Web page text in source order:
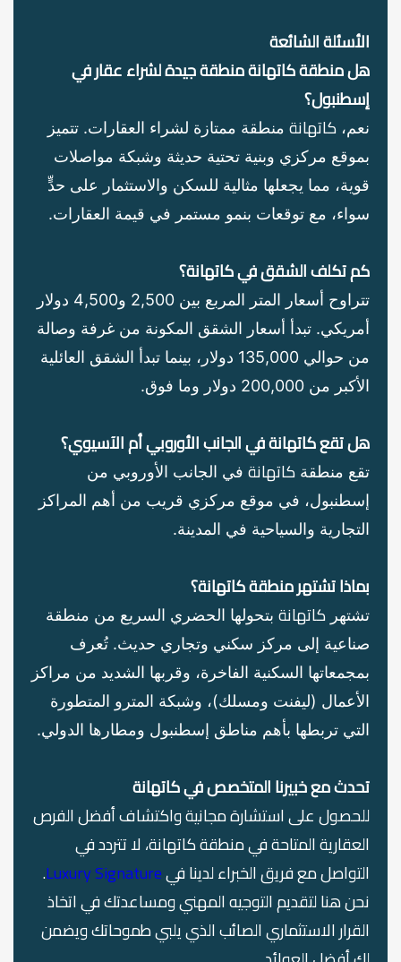
الأسئلة الشائعة
هل منطقةكاتهانةمنطقة جيدة لشراء عقار في
إسطنبول؟
نعم، كاتهانة منطقة ممتازة لشراء العقارات. تتميز
بموقع مركزي وبنية تحتية حديثة وشبكة مواصلات
قوية، مما يجعلها مثالية للسكن والاستثمار على حدٍّ
سواء، مع توقعات بنمو مستمر في قيمة العقارات.
كم تكلف الشقق فيكاتهانة؟
تتراوح أسعار المتر المربع بين 2,500 و4,500 دولار
أمريكي. تبدأ أسعار الشقق المكونة من غرفة وصالة
من حوالي 135,000 دولار، بينما تبدأ الشقق العائلية
الأكبر من 200,000 دولار وما فوق.
هل تقعكاتهانةفي الجانب الأوروبي أم الآسيوي؟
تقع منطقة كاتهانة في الجانب الأوروبي من
إسطنبول، في موقع مركزي قريب من أهم المراكز
التجارية والسياحية في المدينة.
بماذا تشتهر منطقةكاتهانة؟
تشتهر كاتهانة بتحولها الحضري السريع من منطقة
صناعية إلى مركز سكني وتجاري حديث. تُعرف
بمجمعاتها السكنية الفاخرة، وقربها الشديد من مراكز
الأعمال (ليفنت ومسلك)، وشبكة المترو المتطورة
التي تربطها بأهم مناطق إسطنبول ومطارها الدولي.
تحدث مع خبيرنا المتخصص في كاتهانة
للحصول على استشارة مجانية واكتشاف أفضل الفرص
العقارية المتاحة في منطقة كاتهانة، لا تتردد في
التواصل مع فريق الخبراء لدينا فيLuxury Signature
.
نحن هنا لتقديم التوجيه المهني ومساعدتك في اتخاذ
القرار الاستثماري الصائب الذي يلبي طموحاتك ويضمن